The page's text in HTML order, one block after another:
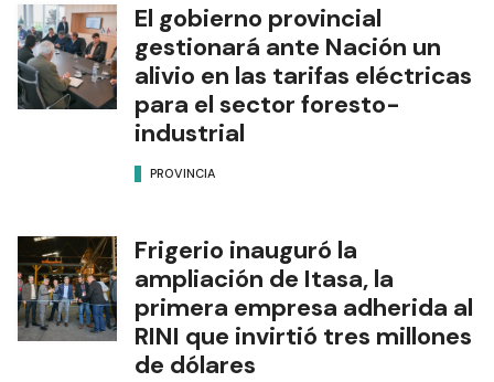
El gobierno provincial
gestionará ante Nación un
alivio en las tarifas eléctricas
para el sector foresto-
industrial
PROVINCIA
Frigerio inauguró la
ampliación de Itasa, la
primera empresa adherida al
RINI que invirtió tres millones
de dólares